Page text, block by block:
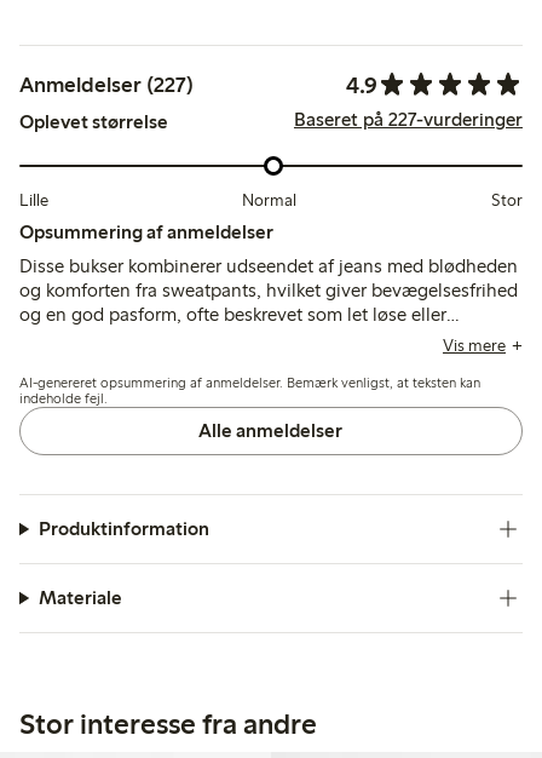
Anmeldelser (227) 4.9
Oplevet størrelse Baseret på 227-vurderinger
Lille Normal Stor
Opsummering af anmeldelser
Disse bukser kombinerer udseendet af jeans med blødheden
og komforten fra sweatpants, hvilket giver bevægelsesfrihed
og en god pasform, ofte beskrevet som let løse eller
justerbare i taljen. Stoffet er generelt blødt og let, velegnet
om tyndhed og falmen ved hyppig brug.
Vis mere
AI-genereret opsummering af anmeldelser. Bemærk venligst, at teksten kan
indeholde fejl.
Alle anmeldelser
Produktinformation
Materiale
Stor interesse fra andre